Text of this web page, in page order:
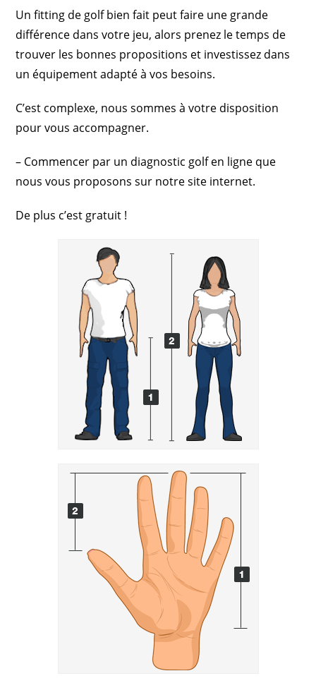
Un fitting de golf bien fait peut faire une grande
différence dans votre jeu, alors prenez le temps de
trouver les bonnes propositions et investissez dans
un équipement adapté à vos besoins.
C’est complexe, nous sommes à votre disposition
pour vous accompagner.
– Commencer par un diagnostic golf en ligne que
nous vous proposons sur notre site internet.
De plus c’est gratuit !